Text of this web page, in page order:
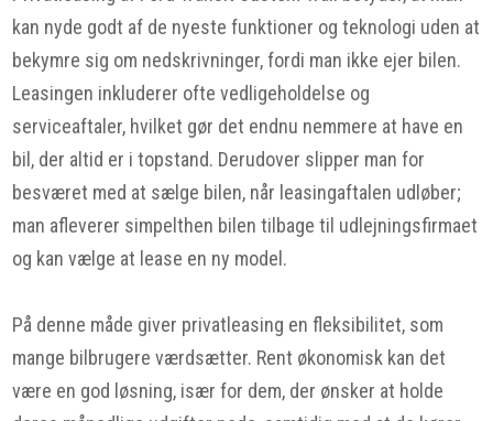
kan nyde godt af de nyeste funktioner og teknologi uden at
bekymre sig om nedskrivninger, fordi man ikke ejer bilen.
Leasingen inkluderer ofte vedligeholdelse og
serviceaftaler, hvilket gør det endnu nemmere at have en
bil, der altid er i topstand. Derudover slipper man for
besværet med at sælge bilen, når leasingaftalen udløber;
man afleverer simpelthen bilen tilbage til udlejningsfirmaet
og kan vælge at lease en ny model.
På denne måde giver privatleasing en fleksibilitet, som
mange bilbrugere værdsætter. Rent økonomisk kan det
være en god løsning, især for dem, der ønsker at holde